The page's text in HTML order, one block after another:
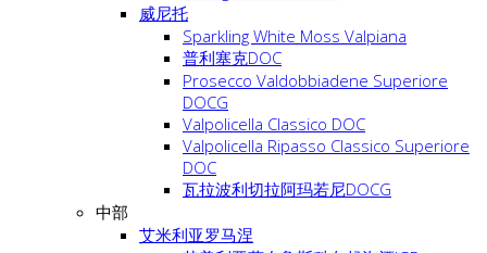
威尼托
Sparkling White Moss Valpiana
普利塞克DOC
Prosecco Valdobbiadene Superiore
DOCG
Valpolicella Classico DOC
Valpolicella Ripasso Classico Superiore
DOC
瓦拉波利切拉阿玛若尼DOCG
中部
艾米利亚罗马涅